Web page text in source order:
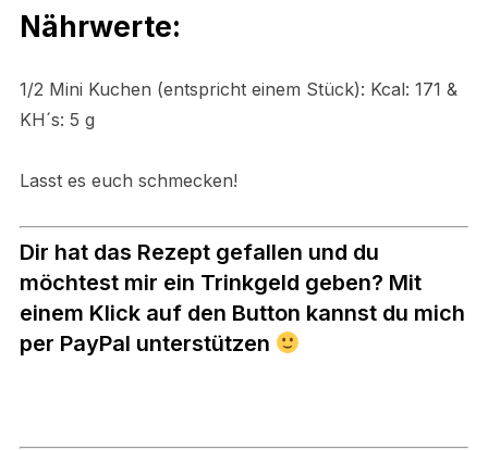
Nährwerte:
1/2 Mini Kuchen (entspricht einem Stück): Kcal: 171 &
KH´s: 5 g
Lasst es euch schmecken!
Dir hat das Rezept gefallen und du
möchtest mir ein Trinkgeld geben? Mit
einem Klick auf den Button kannst du mich
per PayPal unterstützen